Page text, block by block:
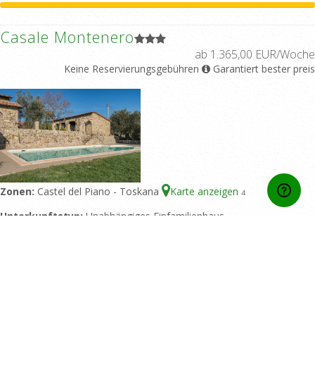
Casale Montenero
ab 1.365,00 EUR/Woche
Keine Reservierungsgebühren Garantiert bester preis
Zonen: Castel del Piano - Toskana Karte anzeigen 4
Unterkunftstyp: Unabhängiges Einfamilienhaus